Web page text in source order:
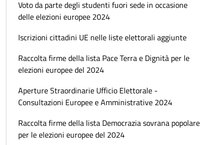
Voto da parte degli studenti fuori sede in occasione
delle elezioni europee 2024
Iscrizioni cittadini UE nelle liste elettorali aggiunte
Raccolta firme della lista Pace Terra e Dignità per le
elezioni europee del 2024
Aperture Straordinarie Ufficio Elettorale -
Consultazioni Europee e Amministrative 2024
Raccolta firme della lista Democrazia sovrana popolare
per le elezioni europee del 2024